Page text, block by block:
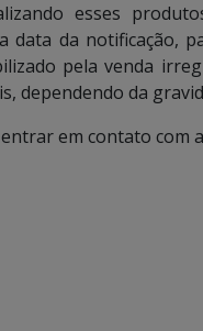
esses
data da notificação,
pela venda
dependendo da
em contato com